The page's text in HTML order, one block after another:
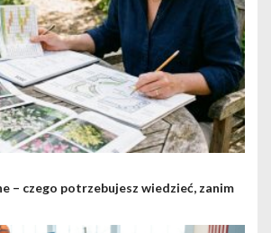
– czego potrzebujesz wiedzieć, zanim